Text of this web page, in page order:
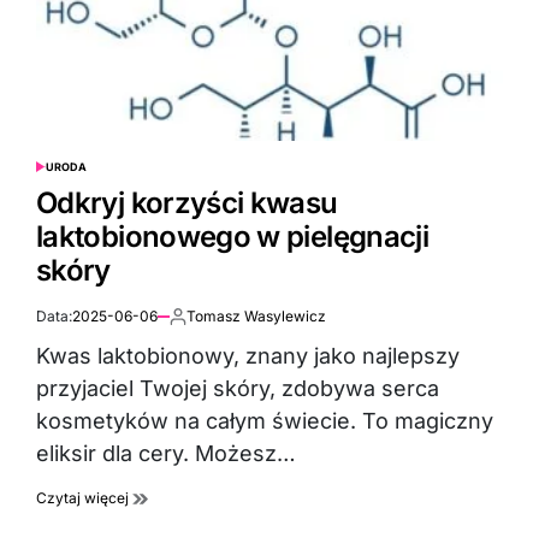
POSTED
IN
URODA
Odkryj korzyści kwasu
laktobionowego w pielęgnacji
skóry
Data:2025-06-06 Autor:
Tomasz Wasylewicz
Kwas laktobionowy, znany jako najlepszy
przyjaciel Twojej skóry, zdobywa serca
kosmetyków na całym świecie. To magiczny
eliksir dla cery. Możesz…
Czytaj więcej